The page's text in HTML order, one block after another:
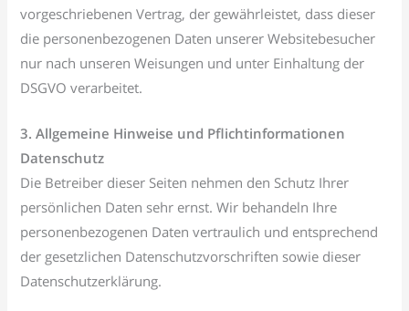
vorgeschriebenen Vertrag, der gewährleistet, dass dieser
die personenbezogenen Daten unserer Websitebesucher
nur nach unseren Weisungen und unter Einhaltung der
DSGVO verarbeitet.
3. Allgemeine Hinweise und Pflichtinformationen
Datenschutz
Die Betreiber dieser Seiten nehmen den Schutz Ihrer
persönlichen Daten sehr ernst. Wir behandeln Ihre
personenbezogenen Daten vertraulich und entsprechend
der gesetzlichen Datenschutzvorschriften sowie dieser
Datenschutzerklärung.